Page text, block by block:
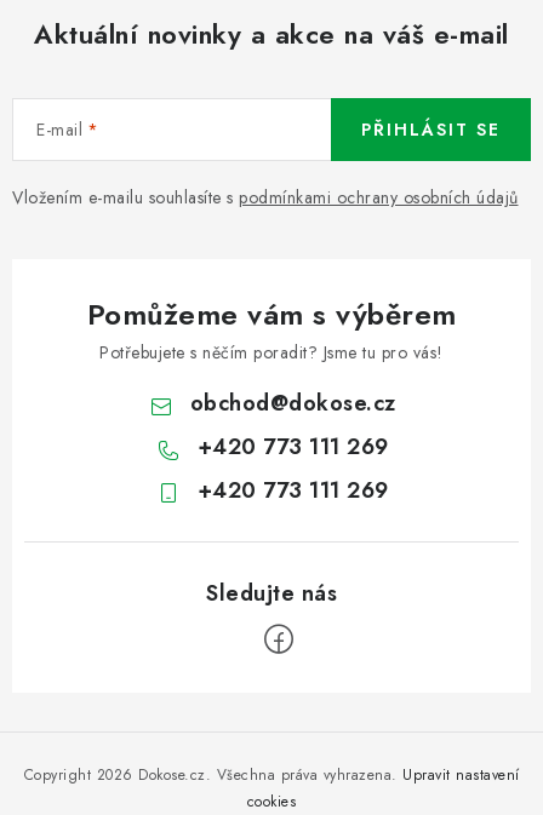
Aktuální novinky a akce na váš e-mail
E-mail
Vložením e-mailu souhlasíte s podmínkami ochrany osobních údajů
PŘIHLÁSIT SE
Pomůžeme vám s výběrem
Potřebujete s něčím poradit? Jsme tu pro vás!
obchod@dokose.cz
+420 773 111 269
+420 773 111 269
Copyright 2026 Dokose.cz. Všechna práva vyhrazena. Upravit nastavení
cookies